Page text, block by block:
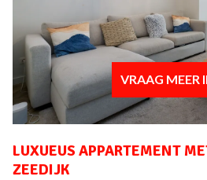
VRAAG MEER
LUXUEUS APPARTEMENT
ZEEDIJK